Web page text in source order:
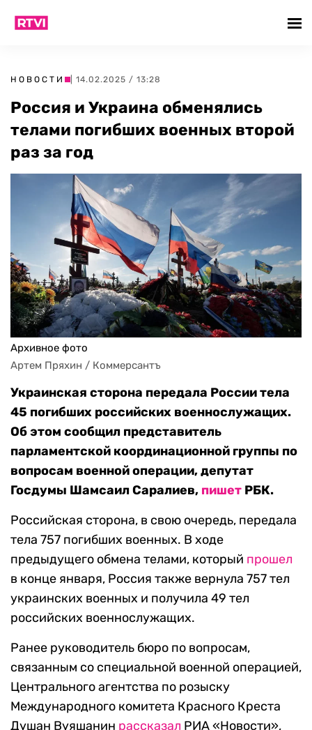
НОВОСТИ | 14.02.2025 / 13:28
Россия и Украина обменялись
телами погибших военных второй
раз за год
Архивное фото
Артем Пряхин / Коммерсантъ
Украинская сторона передала России тела
45 погибших российских военнослужащих.
Об этом сообщил представитель
парламентской координационной группы по
вопросам военной операции, депутат
Госдумы Шамсаил Саралиев, пишет РБК.
Российская сторона, в свою очередь, передала
тела 757 погибших военных. В ходе
предыдущего обмена телами, который прошел
в конце января, Россия также вернула 757 тел
украинских военных и получила 49 тел
российских военнослужащих.
Ранее руководитель бюро по вопросам,
связанным со специальной военной операцией,
Центрального агентства по розыску
Международного комитета Красного Креста
Душан Вуяшанин рассказал РИА «Новости»,